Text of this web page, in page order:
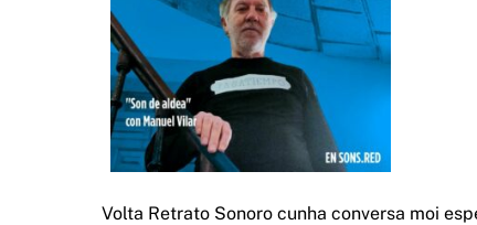
Volta Retrato Sonoro cunha conversa moi